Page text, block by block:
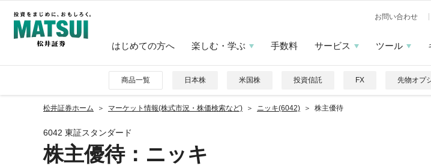
お問い合わせ
はじめての方へ 楽しむ・学ぶ 手数料 サービス ツール
商品一覧 日本株 米国株 投資信託 FX 先物オプ
松井証券ホーム マーケット情報(株式市況・株価検索など) ニッキ(6042) 株主優待
6042 東証スタンダード
株主優待：ニッキ